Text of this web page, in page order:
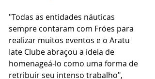
"Todas as entidades náuticas
sempre contaram com Fróes para
realizar muitos eventos e o Aratu
Iate Clube abraçou a ideia de
homenageá-lo como uma forma de
retribuir seu intenso trabalho",